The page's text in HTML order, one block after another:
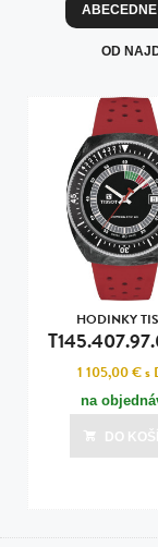
OD
HODINKY
1 105,00 €s
na
DO